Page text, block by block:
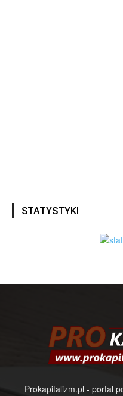
STATYSTYKI
Prokapitalizm.pl - portal